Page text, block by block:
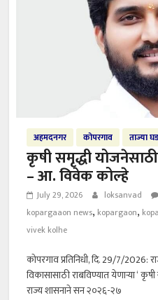
अहमदनगर कोपरगाव ताज्या
कृषी समृद्धी
– आ. विवेक कोल्हे
July 29, 2026 loksanvad
kopargaaon news, kopargaon,
vivek kolhe
कोपरगाव प्रतिनिधी, दि. 29/7/2026:
विकासासाठी राबविण्यात येणाऱ्या ‘
राज्य शासनाने सन २०२६-२७